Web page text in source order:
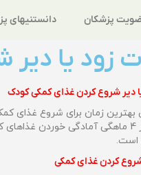
پزشکان دانستنیهای
زود یا
دیر شروع کردن غذای کمکی کودک
زمان برای شروع غذای
از کودکان، از 4 ماهگی آمادگی
است.
کردنغذای کمکی